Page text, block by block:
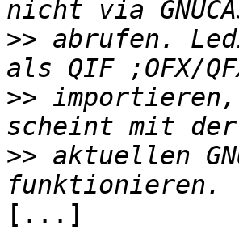
>> abrufen.
>> importieren,
>> aktuellen
[...]